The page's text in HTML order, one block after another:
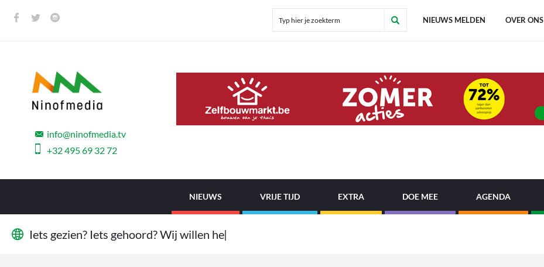
NIEUWS MELDEN OVER ONS
info@ninofmedia.tv
+32 495 69 32 72
NIEUWS VRIJE TIJD EXTRA DOE MEE AGENDA
Iets gezien? Iets gehoord?Wij willen het